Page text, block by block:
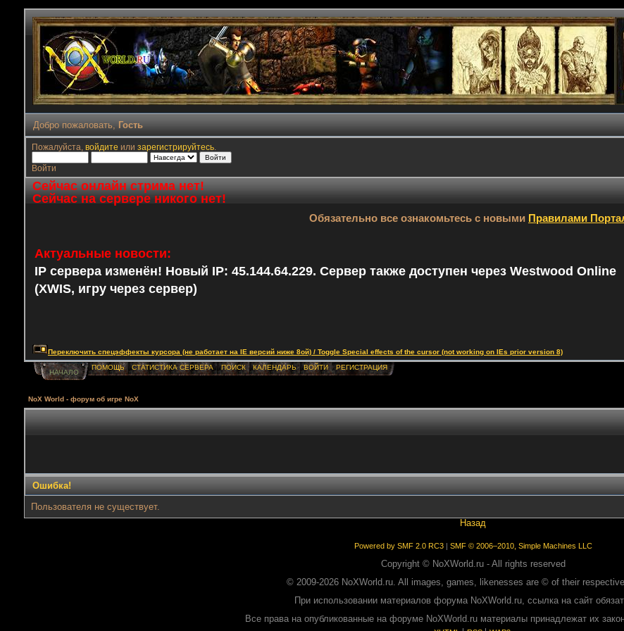
Добро пожаловать, Гость
Пожалуйста, войдите или зарегистрируйтесь.
Войти
Сейчас онлайн стрима нет!
Сейчас на сервере никого нет!
Обязательно все ознакомьтесь с новыми Правилами
Актуальные новости:
IP сервера изменён! Новый IP: 45.144.64.229. Сервер также доступен через Westwood Online
(XWIS, игру через сервер)
Переключить спецэффекты курсора (не работает на IE версий ниже 8ой) / Toggle Special effects of the cursor (not working on IEs prior version 8)
НАЧАЛО
ПОМОЩЬ СТАТИСТИКА СЕРВЕРА ПОИСК КАЛЕНДАРЬ ВОЙТИ РЕГИСТРАЦИЯ
NoX World - форум об игре NoX
Ошибка!
Пользователя не существует.
Назад
Powered by SMF 2.0 RC3| SMF © 2006–2010, Simple Machines LLC
Copyright © NoXWorld.ru - All rights reserved
© 2009-2026 NoXWorld.ru. All images, games, likenesses are © of their
При использовании материалов форума NoXWorld.ru, ссылка на сайт
Все права на опубликованные на форуме NoXWorld.ru материалы принадлежат их